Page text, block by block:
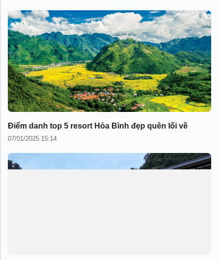
Điểm danh top 5 resort Hòa Bình đẹp quên lối về
07/01/2025 15:14